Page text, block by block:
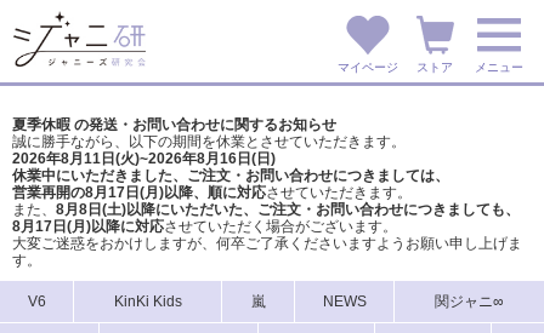
マイページ ストア メニュー
夏季休暇 の発送・お問い合わせに関するお知らせ
誠に勝手ながら、以下の期間を休業とさせていただきます。
2026年8月11日(火)~2026年8月16日(日)
休業中にいただきました、ご注文・お問い合わせにつきましては、
営業再開の8月17日(月)以降、順に対応させていただきます。
また、 8月8日(土)以降にいただいた、ご注文・ お問い合わせにつきましても、
8月17日(月)以降に対応させていただく場合がございます。
大変ご迷惑をおかけしますが、 何卒ご了承くださいますようお願い申し上げま
す。
V6 KinKi Kids 嵐 NEWS 関ジャニ∞